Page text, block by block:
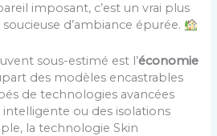
imposant, c’est un vrai plus
d’ambiance épurée.
sous-estimé est l’économie
des modèles encastrables
de technologies avancées
ou des isolations
la technologie Skin